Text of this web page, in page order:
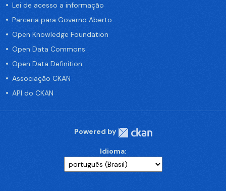
Lei de acesso a informação
Parceria para Governo Aberto
Open Knowledge Foundation
Open Data Commons
Open Data Definition
Associação CKAN
API do CKAN
Powered by
Idioma